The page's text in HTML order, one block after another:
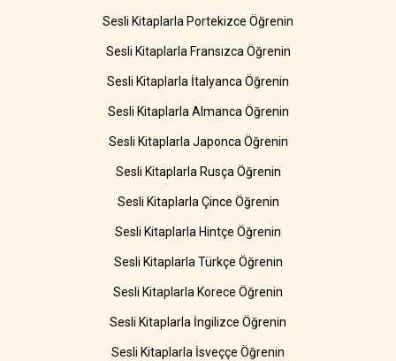
Sesli Kitaplarla Portekizce Öğrenin
Sesli Kitaplarla Fransızca Öğrenin
Sesli Kitaplarla İtalyanca Öğrenin
Sesli Kitaplarla Almanca Öğrenin
Sesli Kitaplarla Japonca Öğrenin
Sesli Kitaplarla Rusça Öğrenin
Sesli Kitaplarla Çince Öğrenin
Sesli Kitaplarla Hintçe Öğrenin
Sesli Kitaplarla Türkçe Öğrenin
Sesli Kitaplarla Korece Öğrenin
Sesli Kitaplarla İngilizce Öğrenin
Sesli Kitaplarla İsveççe Öğrenin